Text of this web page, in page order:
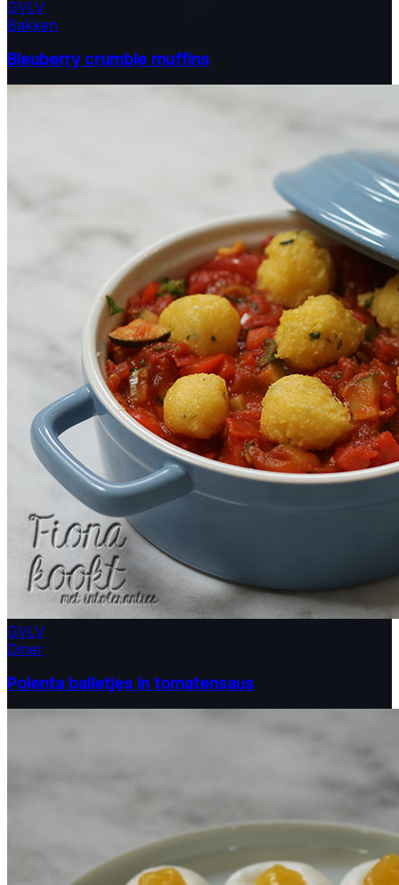
GVLV
Bakken
Bleuberry crumble muffins
GVLV
Diner
Polenta balletjes in tomatensaus